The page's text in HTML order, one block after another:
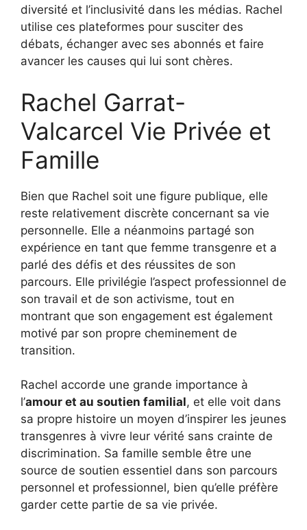
diversité et l’inclusivité dans les médias. Rachel
utilise ces plateformes pour susciter des
débats, échanger avec ses abonnés et faire
avancer les causes qui lui sont chères.
Rachel Garrat-
Valcarcel Vie Privée et
Famille
Bien que Rachel soit une figure publique, elle
reste relativement discrète concernant sa vie
personnelle. Elle a néanmoins partagé son
expérience en tant que femme transgenre et a
parlé des défis et des réussites de son
parcours. Elle privilégie l’aspect professionnel de
son travail et de son activisme, tout en
montrant que son engagement est également
motivé par son propre cheminement de
transition.
Rachel accorde une grande importance à
l’amour et au soutien familial, et elle voit dans
sa propre histoire un moyen d’inspirer les jeunes
transgenres à vivre leur vérité sans crainte de
discrimination. Sa famille semble être une
source de soutien essentiel dans son parcours
personnel et professionnel, bien qu’elle préfère
garder cette partie de sa vie privée.